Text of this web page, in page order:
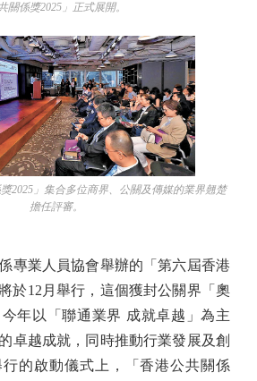
關係獎2025」正式展開。
2025」集合多位商界、公關及傳媒的業界翹楚
擔任評審。
業人員協會舉辦的「第六屆香港
於12月舉行，這個獲封公關界「奧
年以「聯通業界 成就卓越」為主
卓越成就，同時推動行業發展及創
的啟動儀式上，「香港公共關係